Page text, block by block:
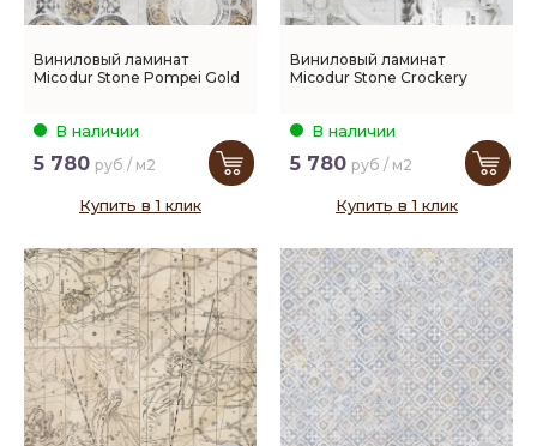
Виниловый ламинат
Micodur Stone Pompei Gold
В наличии
5 780 руб / м2
Купить в 1 клик
Виниловый ламинат
Micodur Stone Crockery
В наличии
5 780 руб / м2
Купить в 1 клик